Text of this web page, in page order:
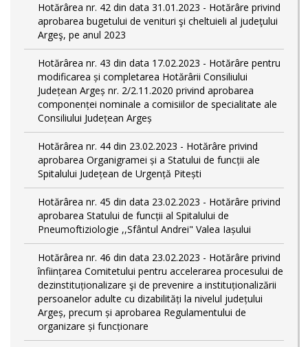
Hotărârea nr. 42 din data 31.01.2023 - Hotărâre privind
aprobarea bugetului de venituri şi cheltuieli al judeţului
Argeş, pe anul 2023
Hotărârea nr. 43 din data 17.02.2023 - Hotărâre pentru
modificarea și completarea Hotărârii Consiliului
Județean Argeș nr. 2/2.11.2020 privind aprobarea
componenței nominale a comisiilor de specialitate ale
Consiliului Județean Argeș
Hotărârea nr. 44 din 23.02.2023 - Hotărâre privind
aprobarea Organigramei și a Statului de funcții ale
Spitalului Județean de Urgență Pitești
Hotărârea nr. 45 din data 23.02.2023 - Hotărâre privind
aprobarea Statului de funcții al Spitalului de
Pneumoftiziologie ,,Sfântul Andrei" Valea Iașului
Hotărârea nr. 46 din data 23.02.2023 - Hotărâre privind
înființarea Comitetului pentru accelerarea procesului de
dezinstituționalizare şi de prevenire a instituționalizării
persoanelor adulte cu dizabilități la nivelul județului
Argeș, precum și aprobarea Regulamentului de
organizare și funcționare